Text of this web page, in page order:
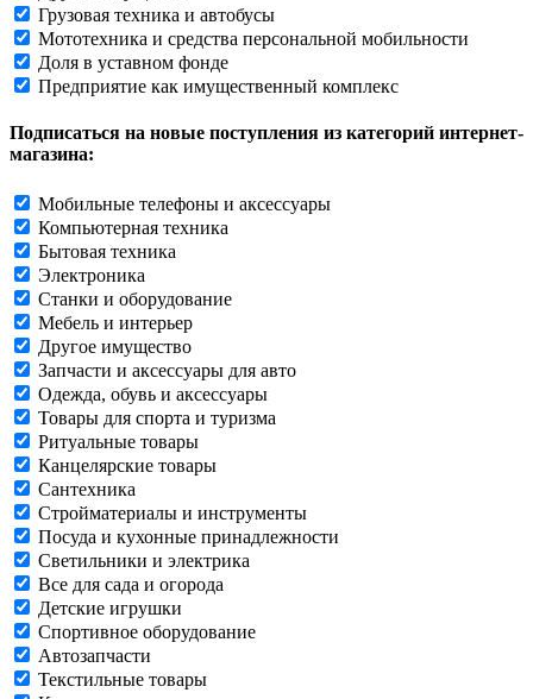
Грузовая техника и автобусы
Мототехника и средства персональной мобильности
Доля в уставном фонде
Предприятие как имущественный комплекс
Подписаться на новые поступления из категорий интернет-
магазина:
Мобильные телефоны и аксессуары
Компьютерная техника
Бытовая техника
Электроника
Станки и оборудование
Мебель и интерьер
Другое имущество
Запчасти и аксессуары для авто
Одежда, обувь и аксессуары
Товары для спорта и туризма
Ритуальные товары
Канцелярские товары
Сантехника
Стройматериалы и инструменты
Посуда и кухонные принадлежности
Светильники и электрика
Все для сада и огорода
Детские игрушки
Спортивное оборудование
Автозапчасти
Текстильные товары